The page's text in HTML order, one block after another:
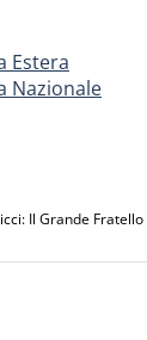
Estera
Nazionale
Il Grande